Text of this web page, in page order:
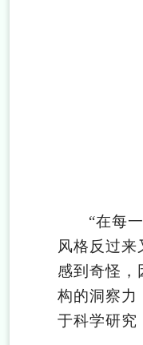
“在每
风格反过来
感到奇怪，
构的洞察力
于科学研究